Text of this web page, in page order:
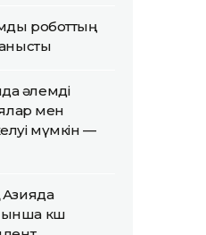
роботтың
әлемді
мен
мүмкін —
Азияда
көш